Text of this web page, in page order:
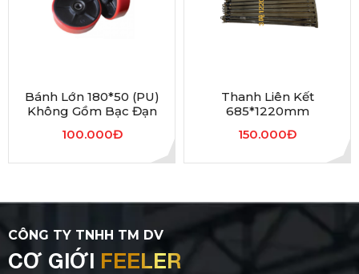
Bánh Lớn 180*50 (PU)
Không Gồm Bạc Đạn
100.000Đ
Thanh Liên Kết
685*1220mm
150.000Đ
CÔNG TY TNHH TM DV
CƠ GIỚI FEELER